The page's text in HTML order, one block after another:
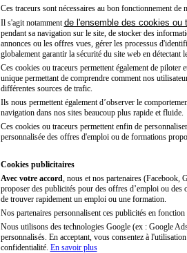
Ces traceurs sont nécessaires au bon fonctionnement de
Il s'agit notamment de l'ensemble des cookies ou
pendant sa navigation sur le site, de stocker des
annonces ou les offres vues, gérer les processus
globalement garantir la sécurité du site web en détectant
Ces cookies ou traceurs permettent également de
unique permettant de comprendre comment nos
différentes sources de trafic.
Ils nous permettent également d’observer le
navigation dans nos sites beaucoup plus rapide et fluide.
Ces cookies ou traceurs permettent enfin de
personnalisée des offres d'emploi ou de formations
Cookies publicitaires
Avec votre accord , nous et nos partenaires
proposer des publicités pour des offres d’emploi ou
de trouver rapidement un emploi ou une formation.
Nos partenaires personnalisent ces publicités en
Nous utilisons des technologies Google (ex : Google
personnalisés. En acceptant, vous consentez à
confidentialité. En savoir plus